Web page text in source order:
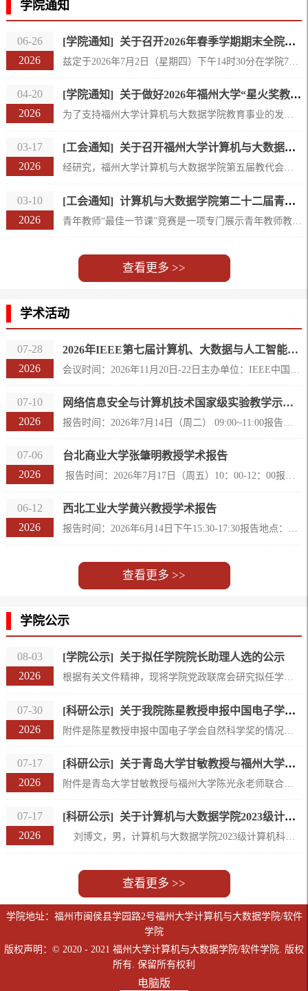
学院通知
06-26
2026
[学院通知] 关于召开2026年春季学期期末全院教职工大会的通知
兹定于2026年7月2日（星期四）下午14时30分在学院7号楼报告厅召开期末全院教职工大会。请学院全体教职工提前10分钟入场，准时参会并进行签到。如有特殊情况确需请假的，请向院办主任请假报备。福州大学计算机与大数据学院2026年6月26
04-20
2026
[学院通知] 关于做好2026年福州大学“星火奖教奖学金”评选工作的通知
为了支持福州大学计算机与大数据学院教育事业的发展，福州掌中云科技有限公司创始人洪森伟与周柳鸿夫妇（分别是学院2005级计算机科学与技术、网络工程专业校友）定向捐赠100万元，设立福州大学“星火奖教奖学金”。经研究，2026年沿用2025年评选细则，相关评选工作通知如下：一、款项使用捐赠款项定向用于奖励福州大学计算机与大数据学院获得“星火奖教奖学金”的师生及学生项目团队，其中奖教金占40%、奖学金占60%。捐赠款项实...
03-17
2026
[工会通知] 关于召开福州大学计算机与大数据学院第五届教代会暨工代会第五次会议的通知
经研究，福州大学计算机与大数据学院第五届教代会暨工代会第五次会议定于2026年3月19日（星期四）下午14：30在计算机学院7号楼报告厅举行，会期半天。请各位代表提前安排好工作,准时出席会议。为确保大会顺利召开，代表原则上不请假，确因特殊情况不能参加会议的，应事先办理请假手续。福州大学计算机与大数据学院工会2026年3月17日
03-10
2026
[工会通知] 计算机与大数据学院第二十二届青年教师“最佳一节课”竞赛报名通知 （暨福州大学第二十七届青年教师“最佳一节课”竞赛选拔赛）
青年教师“最佳一节课”竞赛是一项专门展示青年教师教学水平、能力、风采与素养的重要赛事，是青年教师互相学习和共同进步的平台，也是实现教学过关、自我认同与快速提升的重要途径。请各系教学领导积极动员青年教师报名参加学院“最佳一节课”竞赛。一、报名截止时间：2026年3月15日（周日），微信联系各系分工会主席，或学院比赛负责人：吴运兵，QQ:28806938,手机微信：13859028940二、参赛对象：1、在我校从事教育教学工作，...
查看更多 >>
学术活动
07-28
2026
2026年IEEE第七届计算机、大数据与人工智能国际会议
07-10
2026
网络信息安全与计算机技术国家级实验教学示范中心教学指导委员会2025年工作会议
报告时间：2026年7月14日（周二） 09:00~11:00报告地点： 线上腾讯会议（#腾讯会议：530-292-455）线下实验教学中心会议室（计算机学院3#-509）报告题目：网络信息安全与计算机技术国家级实验教学示范中心教学指导委员会2025年工作会议参会人员：教学指导委员会委员或委员代表、计算机与大数据学院领导、网络信息安全与计算机技术国家级实验教学示范中心全体成
07-06
2026
台北商业大学张肇明教授学术报告
报告时间：2026年7月17日（周五）10：00-12：00报告地点： 计算机与大数据学院2-407会议室报告题目：高可扩展数据中心网络中的内部不相交3-Steiner路径构建及其应用报告简介：云计算已成为各类应用服务的关键支撑，因而需要具备高可靠性的数据中心网络（DCN）来支持其基础设施。本报告探讨了在高可扩展数据中心网络（HSDC）中建立一种三方专有通信信道及其相关应用。这一新颖的研究课题涉及云应用中的第三方认证（TPA）。随着...
06-12
2026
西北工业大学黄兴教授学术报告
报告时间：2026年6月14日下午15:30-17:30报告地点：计算机与大数据学院2号楼311会议室报告题目：基于多具身智能体协同的科学实验自动化关键技术研究报告简介：科学实验室在生物医药、新材料等前沿领域面临高危环境与低效人工操作的双重困境。传统自动化方案受限于“孤岛”模式，各设备模块间缺乏协同，物料装载、试剂转移、异常处置等关键环节仍需人工介入，难以实现全面无人化。具身智能作为连接数字智能与物理世界的核心技术...
查看更多 >>
学院公示
08-03
2026
[学院公示] 关于拟任学院院长助理人选的公示
根据有关文件精神，现将学院党政联席会研究拟任学院院长助理的陈光永同志予以任职前公示。公示时间从2026年8月3日起算，公示期为五个工作日。在此期间，欢迎广大群众以来电、来信、来访的形式向校纪委（监察专员办公室）、学院党委反映情况，发表看法和意见。公示对象情况：陈光永，男，汉族，1989年11月出生，籍贯福建福州，中共党员，研究生学历，博士学位。公示电话： 0591-22865580 校纪委（监察专员办公室） 0591-22...
07-30
2026
[科研公示] 关于我院陈星教授申报中国电子学会自然科学奖的情况公示
07-17
2026
[科研公示] 关于青岛大学甘敏教授与福州大学陈光永老师联合申报山东省自然科学二等奖的情况公示
附件是青岛大学甘敏教授与福州大学陈光永老师联合申报山东省自然科学二等奖的情况公示。现进行公示，公示时间为2026年7月17日至7月21日，如有异议，请予反馈。监督电话:22865160(院科研办)、22865525(校科技处)计算机与大数据学院2026年7月17
07-17
2026
[科研公示] 关于计算机与大数据学院2023级计算机科学与技术博士生刘博文赴美国长滩参加芯片系统大会的公示
刘博文，男，计算机与大数据学院2023级计算机科学与技术博士生，学号231010011。学院拟派刘博文博士于2026年7月赴美国长滩参加芯片到系统大会IEEE/ACM DAC 2026(IEEE/ACM The Chips to Systems Conference 2026)，现予以公示。公示时间从2026年7月17日起算，公示期为五个工作日。如有异议，敬请监督。联系电话：0591-22865160。因公出国（境）团组信息公开表（2019年9月3日更新）团组负责人刘博文学院或部门计算机与大数据...
查看更多 >>
学院地址：福州市闽侯县学园路2号福州大学计算机与大数据学院/软件
学院
版权声明：© 2020 - 2021 福州大学计算机与大数据学院/软件学院. 版权
所有. 保留所有权利
电脑版